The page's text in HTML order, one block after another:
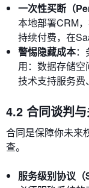
一次性买断（
本地部署CRM
持续付费，在
警惕隐藏成本：
用：数据存储
技术支持服务费
4.2 合同谈判
合同是保障你未来
查。
服务级别协议（